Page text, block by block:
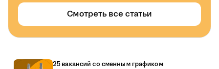
Смотреть все статьи
25 вакансий со сменным графиком